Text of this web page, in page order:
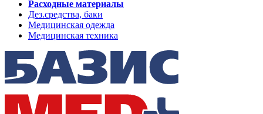
Расходные материалы
Дез.средства, баки
Медицинская одежда
Медицинская техника